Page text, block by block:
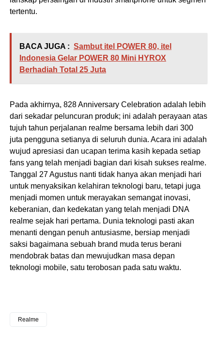
tertentu.
BACA JUGA : Sambut itel POWER 80, itel
Indonesia Gelar POWER 80 Mini HYROX
Berhadiah Total 25 Juta
Pada akhirnya, 828 Anniversary Celebration adalah lebih
dari sekadar peluncuran produk; ini adalah perayaan atas
tujuh tahun perjalanan realme bersama lebih dari 300
juta pengguna setianya di seluruh dunia. Acara ini adalah
wujud apresiasi dan ucapan terima kasih kepada setiap
fans yang telah menjadi bagian dari kisah sukses realme.
Tanggal 27 Agustus nanti tidak hanya akan menjadi hari
untuk menyaksikan kelahiran teknologi baru, tetapi juga
menjadi momen untuk merayakan semangat inovasi,
keberanian, dan kedekatan yang telah menjadi DNA
realme sejak hari pertama. Dunia teknologi pasti akan
menanti dengan penuh antusiasme, bersiap menjadi
saksi bagaimana sebuah brand muda terus berani
mendobrak batas dan mewujudkan masa depan
teknologi mobile, satu terobosan pada satu waktu.
Realme